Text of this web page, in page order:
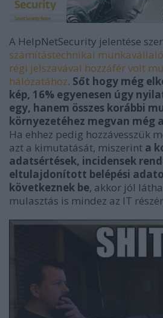
A HelpNetSecurity jelentése
számítástechnikai
régi jelszavával hozzáfér volt
hálózatához. Sőt hogy még
kép, 16% egyenesen úgy
egy, hanem összes korábbi
környezetéhez megvan még
Ha ehhez pedig hozzávesszük
azt a kimutatását, miszerint a
adatsértések, incidensek
eltulajdonított belépési
következnek be, akkor jól
mulasztás is mindez az IT